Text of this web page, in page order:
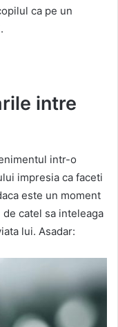
ca pe un
intre
intr-o
impresia ca faceti
este un moment
catel sa inteleaga
lui. Asadar: